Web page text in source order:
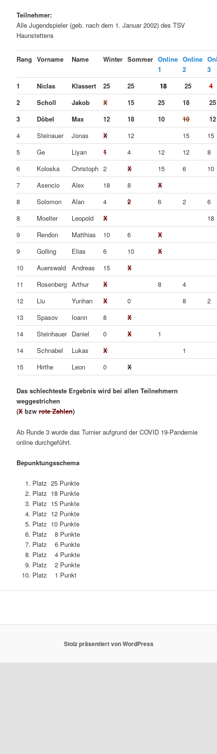
Teilnehmer:
Alle Jugendspieler (geb. nach dem 1. Januar 2002) des TSV
Haunstettens
Rang Vorname Name Winter Sommer Online
1
Online
2
3
1
Niclas Klassert 25 25 18 25
4
2
Scholl Jakob X 15 25 18
25
3
Döbel Max 12 18 10 10
12
4
Steinauer Jonas X 12 15
15
5
Ge Liyan 1 4 12 12
8
6
Koloska Christoph 2 X 15 6
10
7
Asencio Alex 18 8
X
8
Solomon Alan 4 2 6 2
6
8
Moelter Leopold X
18
9
Rendon Matthias 10 6
X
9
Golling Elias 6 10
X
10
Auerswald Andreas 15
X
11
Rosenberg Arthur X 8
4
12
Liu Yunhan X 0 8
2
13
Spasov Ioann 8
X
14
Steinhauer Daniel 0 X
1
14
Schnabel Lukas X
1
15
Hirthe Leon 0 X
Das schlechteste Ergebnis wird bei allen Teilnehmern
weggestrichen
(X bzwrote Zahlen)
Ab Runde 3 wurde das Turnier aufgrund der COVID 19-Pandemie
online durchgeführt.
Bepunktungsschema
Platz 25 Punkte
Platz 18 Punkte
Platz 15 Punkte
Platz 12 Punkte
Platz 10 Punkte
Platz 8 Punkte
Platz 6 Punkte
Platz 4 Punkte
Platz 2 Punkte
Platz 1 Punkt
Stolz präsentiert von WordPress